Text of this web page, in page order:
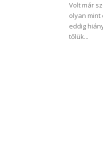
Volt már
olyan mint
eddig
tőlük...